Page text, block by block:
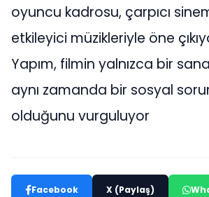
oyuncu kadrosu, çarpıcı
etkileyici müzikleriyle öne
Yapım, filmin yalnızca bir
aynı zamanda bir sosyal
olduğunu vurguluyor
Facebook X (Paylaş)